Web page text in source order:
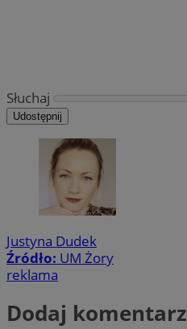
Słuchaj
Udostępnij
Justyna Dudek
Źródło: UM Żory
reklama
Dodaj komentarz